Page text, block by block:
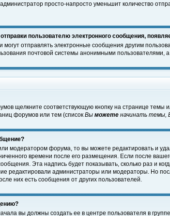
просто-напросто уменьшит количество
пользователю электронного сообщения,
могут отправлять электронные сообщения другим
почтовой системы анонимными пользователями,
щелкните соответствующую кнопку на странице
форумов или тем (список Вы можете начинать темы,
модератором форума, то вы можете редактировать и
времени после его размещения. Если после
Эта надпись будет показывать, сколько раз и
редактировали администраторы или модераторы. Но
них есть сообщения от других пользователей.
вы должны создать ее в центре пользователя в